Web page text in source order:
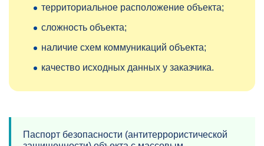
территориальное расположение объекта;
сложность объекта;
наличие схем коммуникаций объекта;
качество исходных данных у заказчика.
Паспорт безопасности (антитеррористической